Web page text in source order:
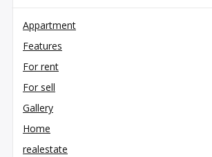
Appartment
Features
For rent
For sell
Gallery
Home
realestate